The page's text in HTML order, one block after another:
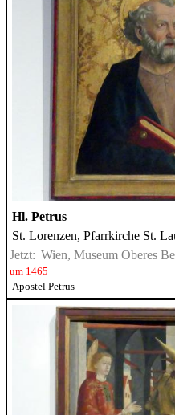
Hl. Petrus
St. Lorenzen, Pfarrkirche St.
Jetzt: Wien, Museum Oberes
um 1465
Apostel Petrus